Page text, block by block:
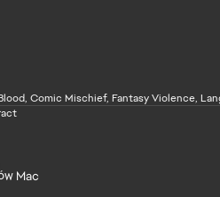
Comic Mischief, Fantasy Violence,
Mac